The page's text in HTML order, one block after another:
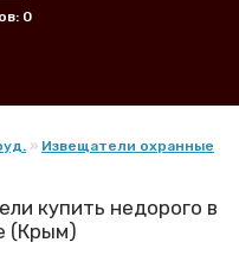
0
» Извещатели охранные
купить недорого в
(Крым)